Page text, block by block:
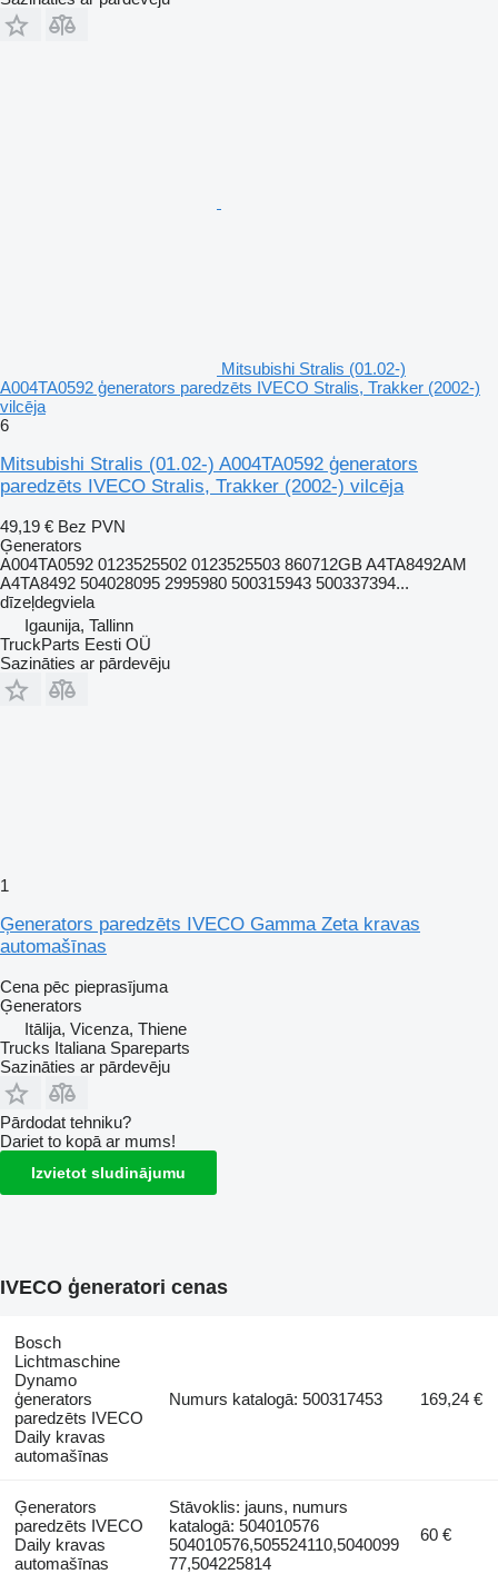
Mitsubishi Stralis (01.02-)
A004TA0592 ģenerators paredzēts IVECO Stralis, Trakker (2002-)
vilcēja
6
Mitsubishi Stralis (01.02-) A004TA0592 ģenerators
paredzēts IVECO Stralis, Trakker (2002-) vilcēja
49,19 € Bez PVN
Ģenerators
A004TA0592 0123525502 0123525503 860712GB A4TA8492AM
A4TA8492 504028095 2995980 500315943 500337394...
dīzeļdegviela
Igaunija, Tallinn
TruckParts Eesti OÜ
Sazināties ar pārdevēju
1
Ģenerators paredzēts IVECO Gamma Zeta kravas
automašīnas
Cena pēc pieprasījuma
Ģenerators
Itālija, Vicenza, Thiene
Trucks Italiana Spareparts
Sazināties ar pārdevēju
Pārdodat tehniku?
Dariet to kopā ar mums!
Izvietot sludinājumu
IVECO ģeneratori cenas
Bosch
Lichtmaschine
Dynamo
ģenerators
paredzēts IVECO
Daily kravas
automašīnas
Numurs katalogā: 500317453 169,24 €
Ģenerators
paredzēts IVECO
Daily kravas
automašīnas
Stāvoklis: jauns, numurs
katalogā: 504010576
504010576,505524110,5040099
77,504225814
60 €